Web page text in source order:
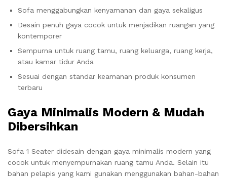
Sofa menggabungkan kenyamanan dan gaya sekaligus
Desain penuh gaya cocok untuk menjadikan ruangan yang
kontemporer
Sempurna untuk ruang tamu, ruang keluarga, ruang kerja,
atau kamar tidur Anda
Sesuai dengan standar keamanan produk konsumen
terbaru
Gaya Minimalis Modern & Mudah
Dibersihkan
Sofa 1 Seater didesain dengan gaya minimalis modern yang
cocok untuk menyempurnakan ruang tamu Anda. Selain itu
bahan pelapis yang kami gunakan menggunakan bahan-bahan